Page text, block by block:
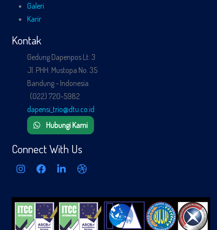
Galeri
Karir
Kontak
Gedung Dapenpos Lt. 3
Jl. PHH. Mustopa No. 35
Bandung - Indonesia
(022) 720-5982
dapensi_trio@dtu.co.id
Hubungi Kami
Connect With Us